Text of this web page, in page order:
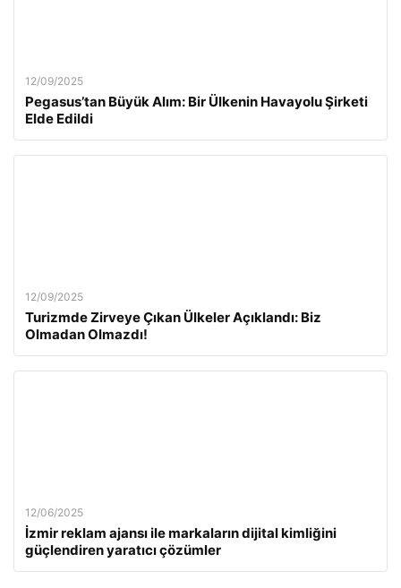
12/09/2025
Pegasus’tan Büyük Alım: Bir Ülkenin Havayolu Şirketi
Elde Edildi
12/09/2025
Turizmde Zirveye Çıkan Ülkeler Açıklandı: Biz
Olmadan Olmazdı!
12/06/2025
İzmir reklam ajansı ile markaların dijital kimliğini
güçlendiren yaratıcı çözümler